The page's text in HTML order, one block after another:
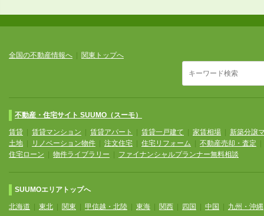
全国の不動産情報へ 関東トップへ
不動産・住宅サイト SUUMO（スーモ）
賃貸 賃貸マンション 賃貸アパート 賃貸一戸建て 家賃相場
新築分譲
土地
リノベーション物件 注文住宅 住宅リフォーム 不動産売却・査定
住宅ローン
物件ライブラリー ファイナンシャルプランナー無料相談
SUUMOエリアトップへ
北海道 東北 関東 甲信越・北陸 東海 関西 四国 中国 九州・沖縄